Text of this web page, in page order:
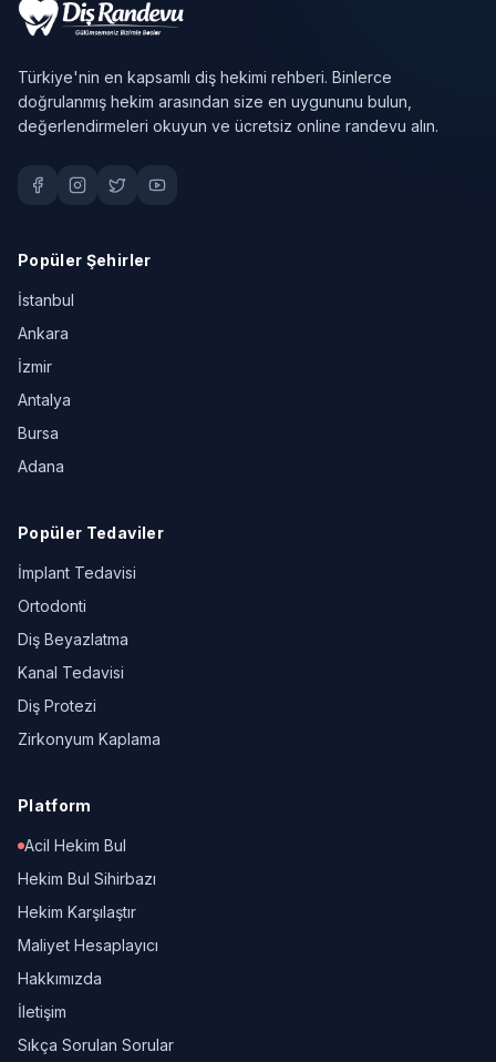
Türkiye'nin en kapsamlı diş hekimi rehberi. Binlerce
doğrulanmış hekim arasından size en uygununu bulun,
değerlendirmeleri okuyun ve ücretsiz online randevu alın.
Popüler Şehirler
İstanbul
Ankara
İzmir
Antalya
Bursa
Adana
Popüler Tedaviler
İmplant Tedavisi
Ortodonti
Diş Beyazlatma
Kanal Tedavisi
Diş Protezi
Zirkonyum Kaplama
Platform
Acil Hekim Bul
Hekim Bul Sihirbazı
Hekim Karşılaştır
Maliyet Hesaplayıcı
Hakkımızda
İletişim
Sıkça Sorulan Sorular